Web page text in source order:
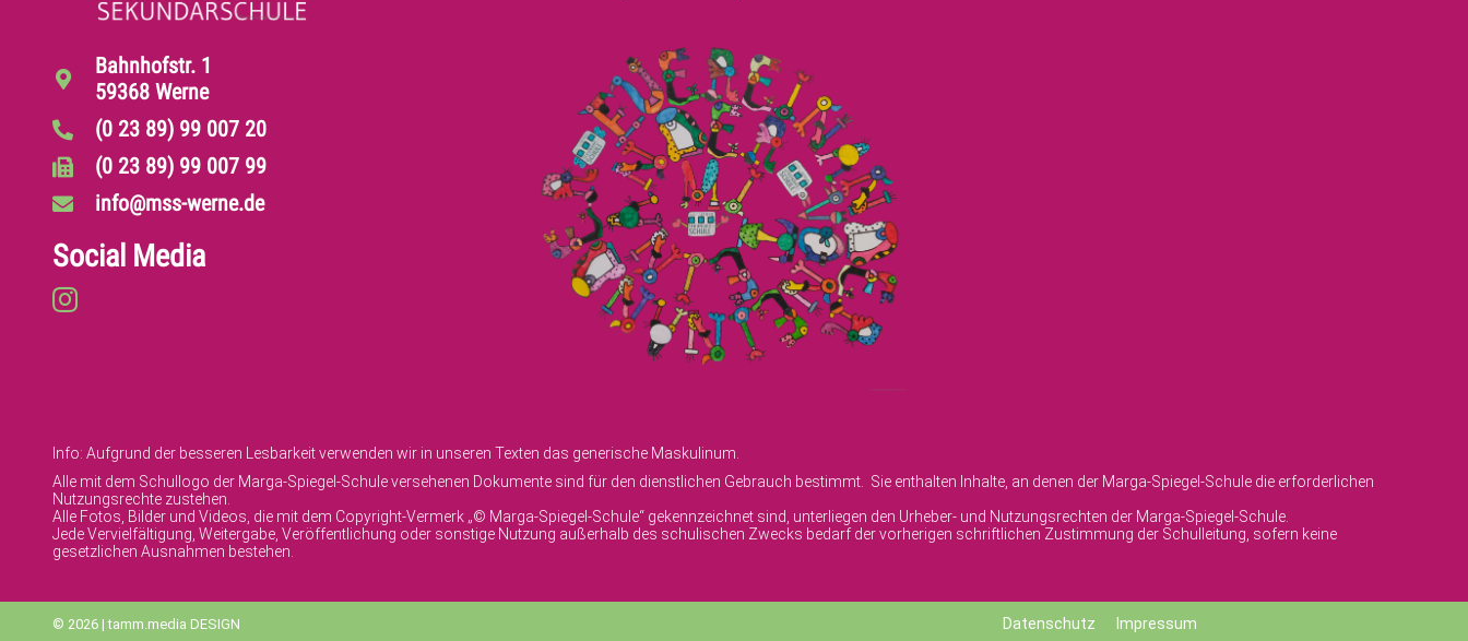
Bahnhofstr. 1
59368 Werne
(0 23 89) 99 007 20
(0 23 89) 99 007 99
info@mss-werne.de
Social Media
Info: Aufgrund der besseren Lesbarkeit verwenden wir in unseren Texten das generische Maskulinum.
Alle mit dem Schullogo der Marga-Spiegel-Schule versehenen Dokumente sind für den dienstlichen Gebrauch bestimmt. Sie enthalten Inhalte, an denen der Marga-Spiegel-Schule die erforderlichen
Nutzungsrechte zustehen.
Alle Fotos, Bilder und Videos, die mit dem Copyright-Vermerk „© Marga-Spiegel-Schule“ gekennzeichnet sind, unterliegen den Urheber- und Nutzungsrechten der Marga-Spiegel-Schule.
Jede Vervielfältigung, Weitergabe, Veröffentlichung oder sonstige Nutzung außerhalb des schulischen Zwecks bedarf der vorherigen schriftlichen Zustimmung der Schulleitung, sofern keine
gesetzlichen Ausnahmen bestehen.
© 2026 | tamm.media DESIGN Datenschutz Impressum